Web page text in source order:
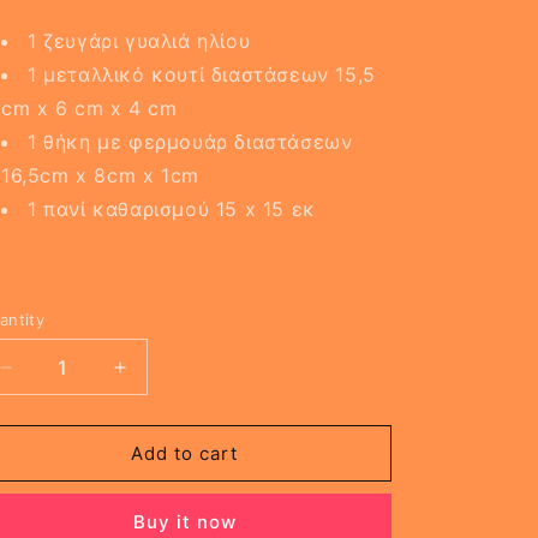
1 ζευγάρι γυαλιά ηλίου
1 μεταλλικό κουτί διαστάσεων 15,5
cm x 6 cm x 4 cm
1 θήκη με φερμουάρ διαστάσεων
16,5cm x 8cm x 1cm
1 πανί καθαρισμού 15 x 15 εκ
Decrease
quantity
for
Ηλίου-
Increase
quantity
for
Γυαλιά
Ηλίου-
To
Add to cart
Buy it now